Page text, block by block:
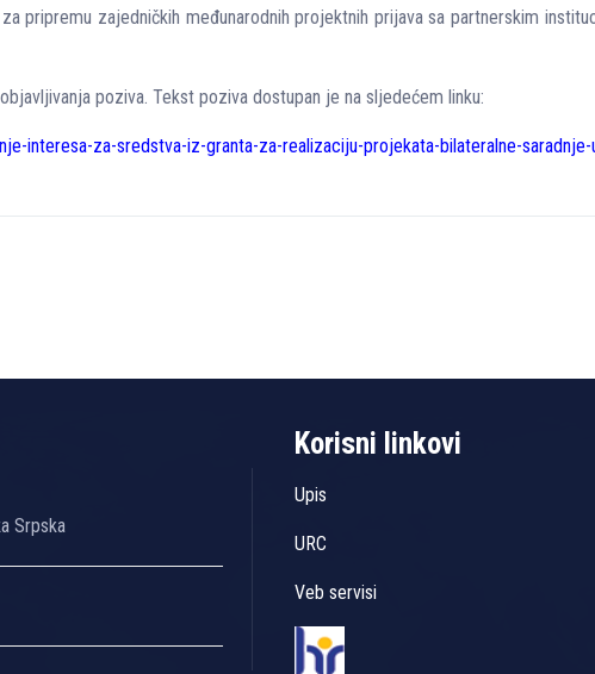
pripremu zajedničkih međunarodnih projektnih prijava sa partnerskim
poziva. Tekst poziva dostupan je na slјedećem linku:
interesa-za-sredstva-iz-granta-za-realizaciju-projekata-bilateralne-saradnje-
Srpska
Korisni linkovi
Upis
URC
Veb servisi